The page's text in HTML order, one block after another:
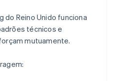
do Reino Unido funciona
técnicos e
mutuamente.